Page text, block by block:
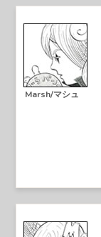
Marsh/マシュ